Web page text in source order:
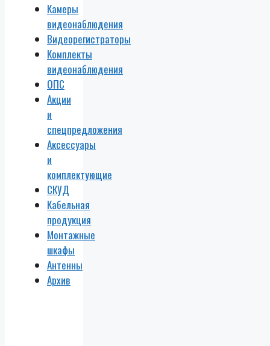
Камеры
видеонаблюдения
Видеорегистраторы
Комплекты
видеонаблюдения
ОПС
Акции
и
спецпредложения
Аксессуары
и
комплектующие
СКУД
Кабельная
продукция
Монтажные
шкафы
Антенны
Архив